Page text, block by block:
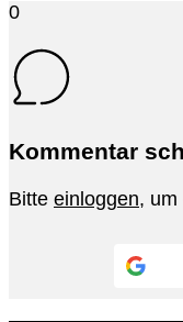
0
Kommentar
Bitte einloggen, um